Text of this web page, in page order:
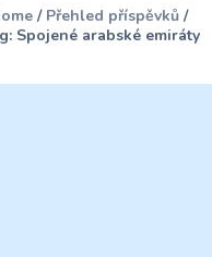
Přehled příspěvků
Spojené arabské emiráty